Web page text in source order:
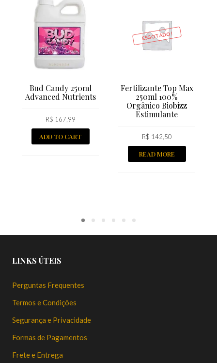
Bud Candy 250ml
Advanced Nutrients
R$ 167,99
ADD TO CART
ESGOTADO!
Fertilizante Top Max
250ml 100%
Orgânico Biobizz
Estimulante
R$ 142,50
READ MORE
LINKS ÚTEIS
Perguntas Frequentes
Termos e Condições
Segurança e Privacidade
Formas de Pagamentos
Frete e Entrega